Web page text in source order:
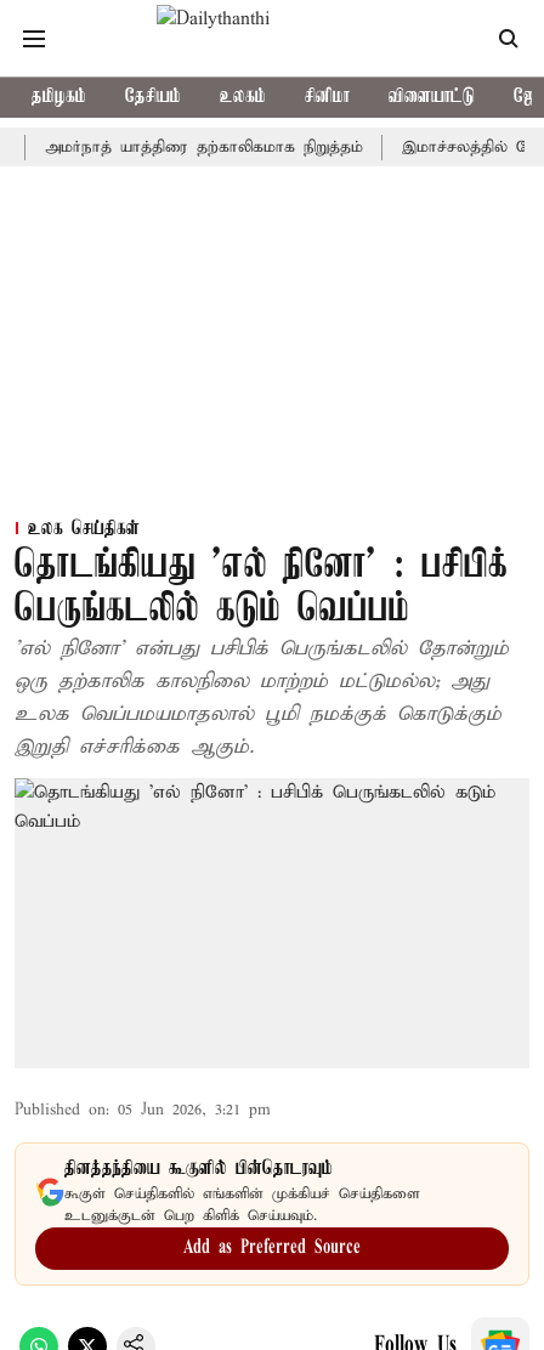
தமிழகம் தேசியம் உலகம் சினிமா விளையாட்டு
யாத்திரை தற்காலிகமாக நிறுத்தம் இமாச்சலத்தில் பேருந்து
உலக செய்திகள்
தொடங்கியது 'எல் நினோ' : பசிபிக்
பெருங்கடலில் கடும் வெப்பம்
'எல் நினோ' என்பது பசிபிக் பெருங்கடலில் தோன்றும்
ஒரு தற்காலிக காலநிலை மாற்றம் மட்டுமல்ல; அது
உலக வெப்பமயமாதலால் பூமி நமக்குக் கொடுக்கும்
இறுதி எச்சரிக்கை ஆகும்.
Published on: 05 Jun 2026, 3:21 pm
தினத்தந்தியை கூகுளில் பின்தொடரவும்
கூகுள் செய்திகளில் எங்களின் முக்கியச் செய்திகளை
உடனுக்குடன் பெற கிளிக் செய்யவும்.
Add as Preferred Source